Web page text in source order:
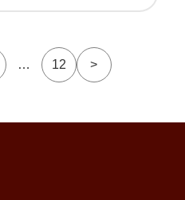
… 12 >